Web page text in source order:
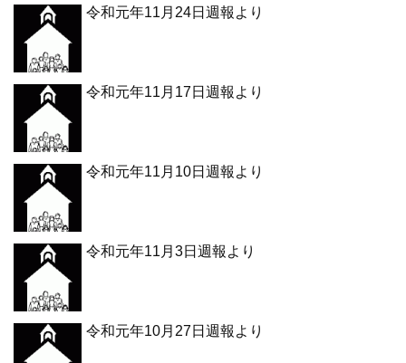
令和元年11月24日週報より
令和元年11月17日週報より
令和元年11月10日週報より
令和元年11月3日週報より
令和元年10月27日週報より